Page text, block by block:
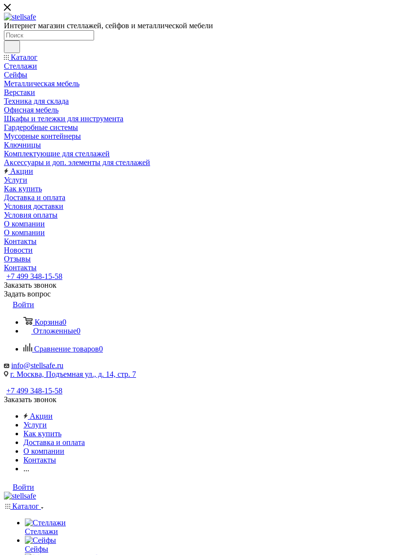
Интернет магазин стеллажей, сейфов и металлической мебели
Каталог
Стеллажи
Сейфы
Металлическая мебель
Верстаки
Техника для склада
Офисная мебель
Шкафы и тележки для инструмента
Гардеробные системы
Мусорные контейнеры
Ключницы
Комплектующие для стеллажей
Аксессуары и доп. элементы для стеллажей
Акции
Услуги
Как купить
Доставка и оплата
Условия доставки
Условия оплаты
О компании
О компании
Контакты
Новости
Отзывы
Контакты
+7 499 348-15-58
Заказать звонок
Задать вопрос
Войти
Корзина0
Отложенные0
Сравнение товаров0
info@stellsafe.ru
г. Москва, Подъемная ул., д. 14, стр. 7
+7 499 348-15-58
Заказать звонок
Акции
Услуги
Как купить
Доставка и оплата
О компании
Контакты
...
Войти
Каталог
Стеллажи
Сейфы